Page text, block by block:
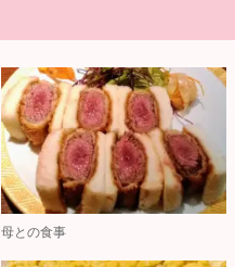
母との食事